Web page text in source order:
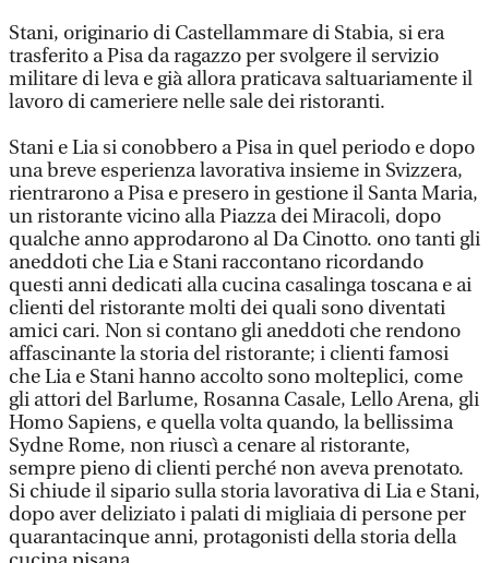
Stani, originario di Castellammare di Stabia, si era
trasferito a Pisa da ragazzo per svolgere il servizio
militare di leva e già allora praticava saltuariamente il
lavoro di cameriere nelle sale dei ristoranti.
Stani e Lia si conobbero a Pisa in quel periodo e dopo
una breve esperienza lavorativa insieme in Svizzera,
rientrarono a Pisa e presero in gestione il Santa Maria,
un ristorante vicino alla Piazza dei Miracoli, dopo
qualche anno approdarono al Da Cinotto. ono tanti gli
aneddoti che Lia e Stani raccontano ricordando
questi anni dedicati alla cucina casalinga toscana e ai
clienti del ristorante molti dei quali sono diventati
amici cari. Non si contano gli aneddoti che rendono
affascinante la storia del ristorante; i clienti famosi
che Lia e Stani hanno accolto sono molteplici, come
gli attori del Barlume, Rosanna Casale, Lello Arena, gli
Homo Sapiens, e quella volta quando, la bellissima
Sydne Rome, non riuscì a cenare al ristorante,
sempre pieno di clienti perché non aveva prenotato.
Si chiude il sipario sulla storia lavorativa di Lia e Stani,
dopo aver deliziato i palati di migliaia di persone per
quarantacinque anni, protagonisti della storia della